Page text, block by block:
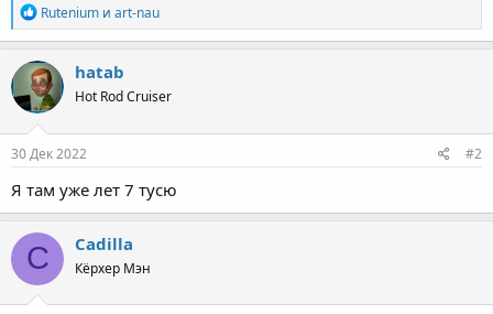
Р
е
а
к
ц
и
и
:
Rutenium и art-nau
hatab
Hot Rod Cruiser
30 Дек 2022 #2
Я там уже лет 7 тусю
C Cadilla
Кёрхер Мэн